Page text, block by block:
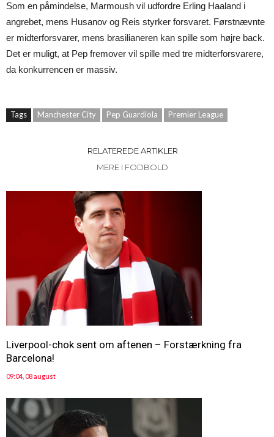
Som en påmindelse, Marmoush vil udfordre Erling Haaland i
angrebet, mens Husanov og Reis styrker forsvaret. Førstnævnte
er midterforsvarer, mens brasilianeren kan spille som højre back.
Det er muligt, at Pep fremover vil spille med tre midterforsvarere,
da konkurrencen er massiv.
Tags Manchester City Pep Guardiola Premier League
RELATEREDE ARTIKLER
MERE I FODBOLD
Liverpool-chok sent om aftenen – Forstærkning fra
Barcelona!
09:04, 08 august